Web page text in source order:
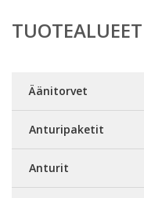
TUOTEALUEET
Äänitorvet
Anturipaketit
Anturit